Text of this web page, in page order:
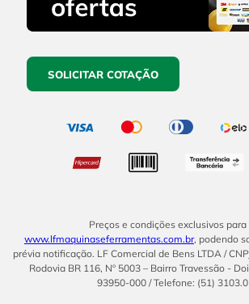
SOLICITAR COTAÇÃO
Preços e condições exclusivos para
www.lfmaquinaseferramentas.com.br, podendo
prévia notificação. LF Comercial de Bens LTDA /
Rodovia BR 116, Nº 5003 – Bairro Travessão -
93950-000 / Telefone: (51)